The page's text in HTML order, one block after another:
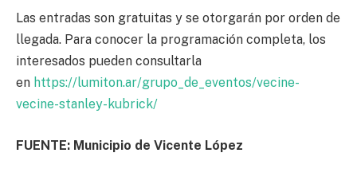
Las entradas son gratuitas y se otorgarán por orden de
llegada. Para conocer la programación completa, los
interesados pueden consultarla
en https://lumiton.ar/grupo_de_eventos/vecine-
vecine-stanley-kubrick/
FUENTE: Municipio de Vicente López